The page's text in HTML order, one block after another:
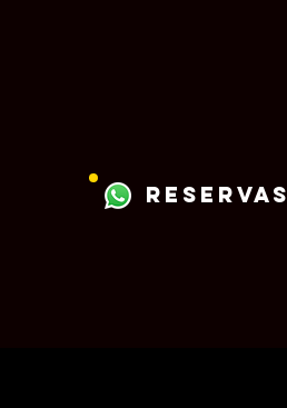
reservas